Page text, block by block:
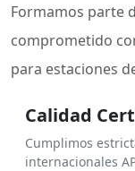
Formamos parte
comprometido
para estaciones
Calidad
Cumplimos
internacionales